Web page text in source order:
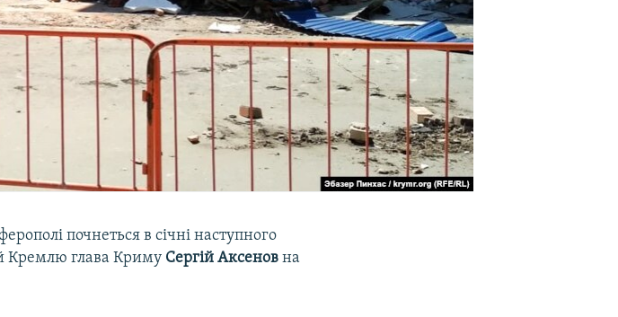
почнеться в січні наступного
Кремлю глава Криму Сергій Аксенов на